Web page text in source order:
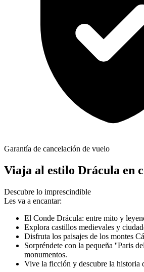
Garantía de cancelación de vuelo
Viaja al estilo Drácula en
Descubre lo imprescindible
Les va a encantar:
El Conde Drácula: entre mito y
Explora castillos medievales y
Disfruta los paisajes de los montes
Sorpréndete con la pequeña ''Paris
monumentos.
Vive la ficción y descubre la historia